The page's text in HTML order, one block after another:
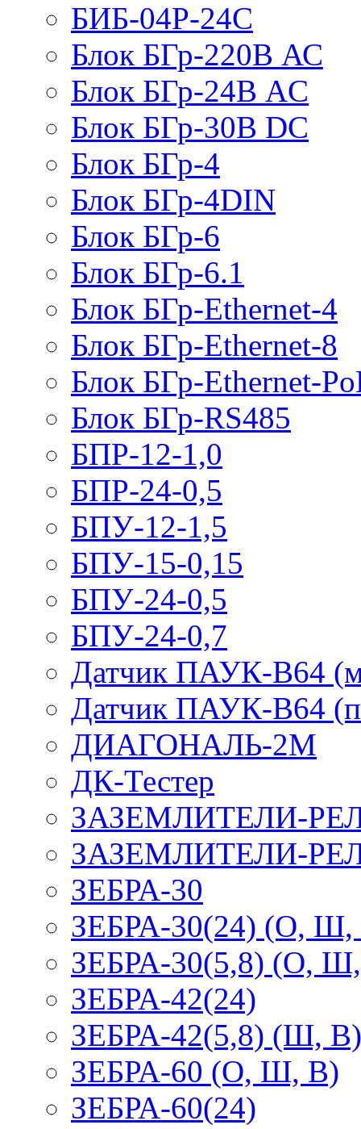
БИБ-04Р-24С
Блок БГр-220В АС
Блок БГр-24В AC
Блок БГр-30В DC
Блок БГр-4
Блок БГр-4DIN
Блок БГр-6
Блок БГр-6.1
Блок БГр-Ethernet-4
Блок БГр-Ethernet-8
Блок БГр-Ethernet-
Блок БГр-RS485
БПР-12-1,0
БПР-24-0,5
БПУ-12-1,5
БПУ-15-0,15
БПУ-24-0,5
БПУ-24-0,7
Датчик ПАУК-В64
Датчик ПАУК-В64
ДИАГОНАЛЬ-2М
ДК-Тестер
ЗАЗЕМЛИТЕЛИ-
ЗАЗЕМЛИТЕЛИ-
ЗЕБРА-30
ЗЕБРА-30(24) (О,
ЗЕБРА-30(5,8) (О,
ЗЕБРА-42(24)
ЗЕБРА-42(5,8) (Ш, В)
ЗЕБРА-60 (О, Ш, В)
ЗЕБРА-60(24)